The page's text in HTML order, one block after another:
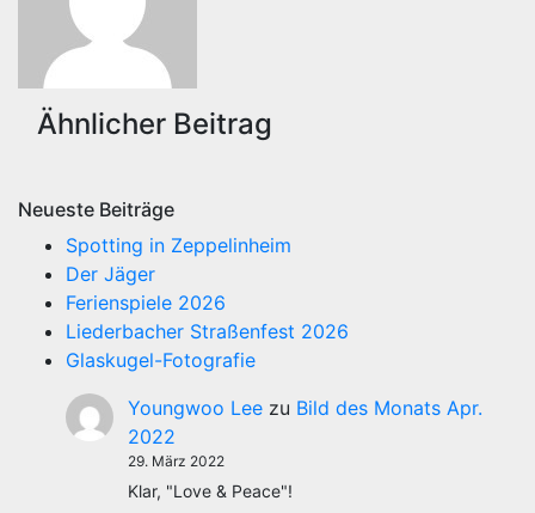
Ähnlicher Beitrag
Neueste Beiträge
Spotting in Zeppelinheim
Der Jäger
Ferienspiele 2026
Liederbacher Straßenfest 2026
Glaskugel-Fotografie
Youngwoo Lee zu Bild des Monats Apr.
2022
29. März 2022
Klar, "Love & Peace"!